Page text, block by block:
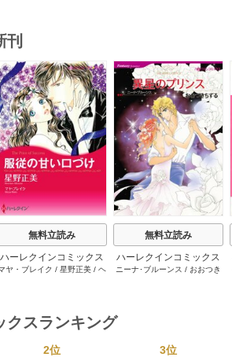
刊
無料立読み
ハーレクインコミックス
ット 2026年 vol.1002
ヤ・ブレイク / 星野正美 / ヘ
無料立読み
ハーレクインコミックス
セット 2026年 vol.1063
ニーナ･ブルーンス / おおつき
クスランキング
2位 3位